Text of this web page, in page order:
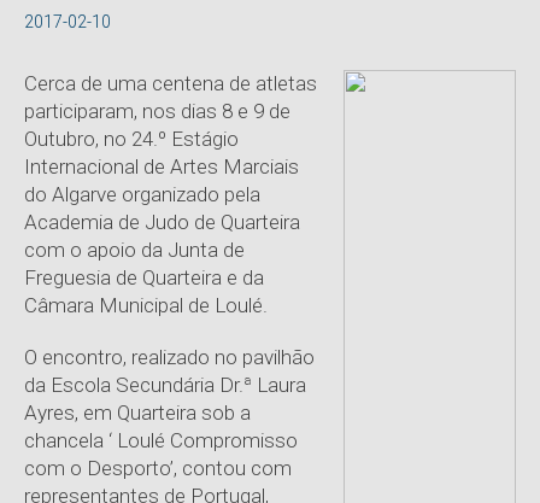
2017-02-10
Cerca de uma centena de atletas
participaram, nos dias 8 e 9 de
Outubro, no 24.º Estágio
Internacional de Artes Marciais
do Algarve organizado pela
Academia de Judo de Quarteira
com o apoio da Junta de
Freguesia de Quarteira e da
Câmara Municipal de Loulé.
O encontro, realizado no pavilhão
da Escola Secundária Dr.ª Laura
Ayres, em Quarteira sob a
chancela ‘ Loulé Compromisso
com o Desporto’, contou com
representantes de Portugal,